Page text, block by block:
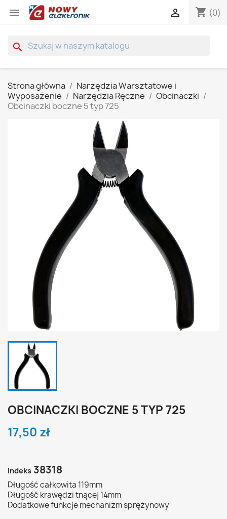
 shopping_cart (0)

search
Strona główna
Narzędzia Warsztatowe i
Wyposażenie
Narzędzia Ręczne
Obcinaczki
Obcinaczki boczne 5 typ 725
OBCINACZKI BOCZNE 5 TYP 725
17,50 zł
Indeks 38318
Długość całkowita 119mm
Długość krawędzi tnącej 14mm
Dodatkowe funkcje mechanizm sprężynowy